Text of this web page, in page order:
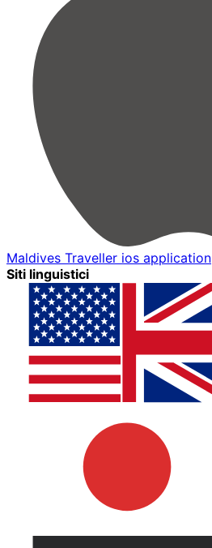
Maldives Traveller ios application
Siti linguistici